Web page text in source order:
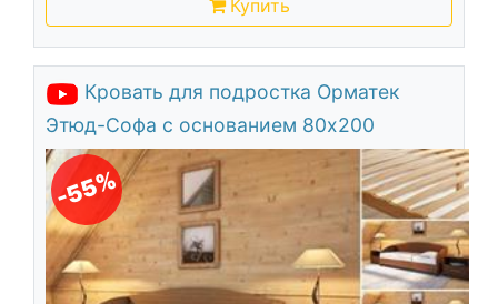
Купить
Кровать для подростка Орматек
Этюд-Софа с основанием 80х200
-55%